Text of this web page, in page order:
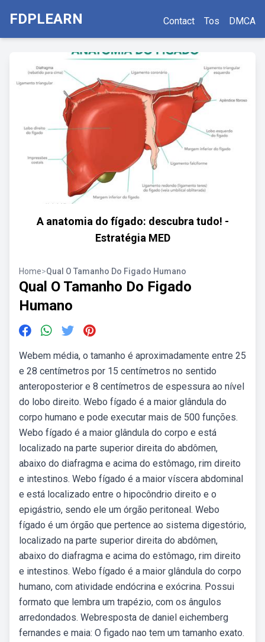
FDPLEARN Contact Tos DMCA
A anatomia do fígado: descubra tudo! -
Estratégia MED
Home>Qual O Tamanho Do Figado Humano
Qual O Tamanho Do Figado
Humano
Webem média, o tamanho é aproximadamente entre 25
e 28 centímetros por 15 centímetros no sentido
anteroposterior e 8 centímetros de espessura ao nível
do lobo direito. Webo fígado é a maior glândula do
corpo humano e pode executar mais de 500 funções.
Webo fígado é a maior glândula do corpo e está
localizado na parte superior direita do abdômen,
abaixo do diafragma e acima do estômago, rim direito
e intestinos. Webo fígado é a maior víscera abdominal
e está localizado entre o hipocôndrio direito e o
epigástrio, sendo ele um órgão peritoneal. Webo
fígado é um órgão que pertence ao sistema digestório,
localizado na parte superior direita do abdômen,
abaixo do diafragma e acima do estômago, rim direito
e intestinos. Webo fígado é a maior glândula do corpo
humano, com atividade endócrina e exócrina. Possui
formato que lembra um trapézio, com os ângulos
arredondados. Webresposta de daniel eichemberg
fernandes e maia: O figado nao tem um tamanho exato.